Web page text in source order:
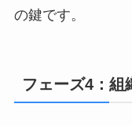
の鍵です。
フェーズ4：組